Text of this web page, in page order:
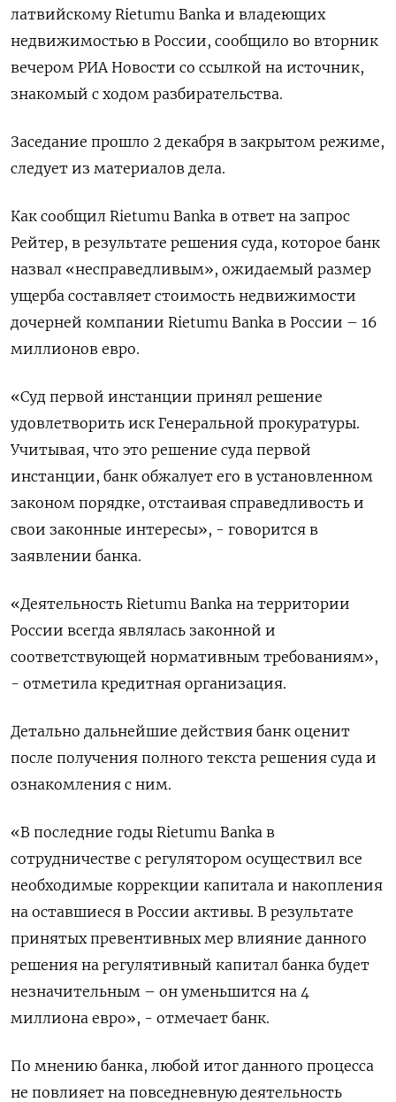
латвийскому Rietumu Banka и владеющих
недвижимостью в России, сообщило во вторник
вечером РИА Новости со ссылкой на источник,
знакомый с ходом разбирательства.
Заседание прошло 2 декабря в закрытом режиме,
следует из материалов дела.
Как сообщил Rietumu Banka в ответ на запрос
Рейтер, в результате решения суда, которое банк
назвал «несправедливым», ожидаемый размер
ущерба составляет стоимость недвижимости
дочерней компании Rietumu Banka в России – 16
миллионов евро.
«Суд первой инстанции принял решение
удовлетворить иск Генеральной прокуратуры.
Учитывая, что это решение суда первой
инстанции, банк обжалует его в установленном
законом порядке, отстаивая справедливость и
свои законные интересы», - говорится в
заявлении банка.
«Деятельность Rietumu Banka на территории
России всегда являлась законной и
соответствующей нормативным требованиям»,
- отметила кредитная организация.
Детально дальнейшие действия банк оценит
после получения полного текста решения суда и
ознакомления с ним.
«В последние годы Rietumu Banka в
сотрудничестве с регулятором осуществил все
необходимые коррекции капитала и накопления
на оставшиеся в России активы. В результате
принятых превентивных мер влияние данного
решения на регулятивный капитал банка будет
незначительным – он уменьшится на 4
миллиона евро», - отмечает банк.
По мнению банка, любой итог данного процесса
не повлияет на повседневную деятельность